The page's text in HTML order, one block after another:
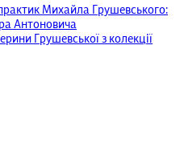
Михайла Грушевського:
Антоновича
Грушевської з колекції